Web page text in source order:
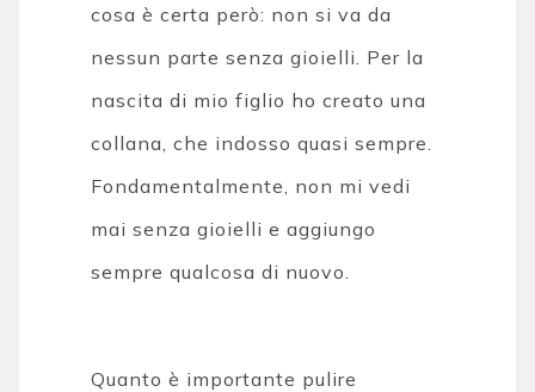
cosa è certa però: non si va da
nessun parte senza gioielli. Per la
nascita di mio figlio ho creato una
collana, che indosso quasi sempre.
Fondamentalmente, non mi vedi
mai senza gioielli e aggiungo
sempre qualcosa di nuovo.
Quanto è importante pulire